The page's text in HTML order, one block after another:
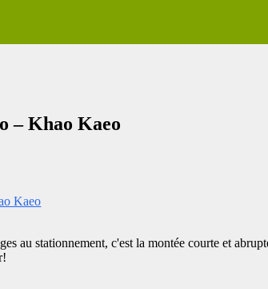
– Khao Kaeo
Kaeo
au stationnement, c'est la montée courte et